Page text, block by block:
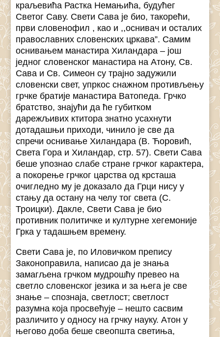
краљевића Растка Немањића, будућег
Светог Саву. Свети Сава је био, такорећи,
први словенофил , као и ,,оснивач и осталих
православних словенских цркава”. Самим
оснивањем манастира Хиландара – још
једног словенског манастира на Атону, Св.
Сава и Св. Симеон су трајно задужили
словенски свет, упркос снажном противљењу
грчке братије манастира Ватопеда. Грчко
братство, знајући да ће губитком
дарежљивих ктитора знатно усахнути
дотадашњи приходи, чинило је све да
спречи оснивање Хиландара (В. Ћоровић,
Света Гора и Хиландар, стр. 57). Свети Сава
беше упознао слабе стране грчког карактера,
а покорење грчког царства од крсташа
очигледно му је доказало да Грци нису у
стању да остану на челу тог света (С.
Троицки). Дакле, Свети Сава је био
противник политичке и културне хегемоније
Грка у тадашњем времену.
Свети Сава је, по Иловичком препису
Законоправила, написао да је знања
замагљена грчком мудрошћу превео на
светло словенског језика и за њега је све
знање – спознаја, светлост; светлост
разумна која просвећује – нешто сасвим
различито у односу на грчку науку. Атон у
његово доба беше свеопшта светиња,